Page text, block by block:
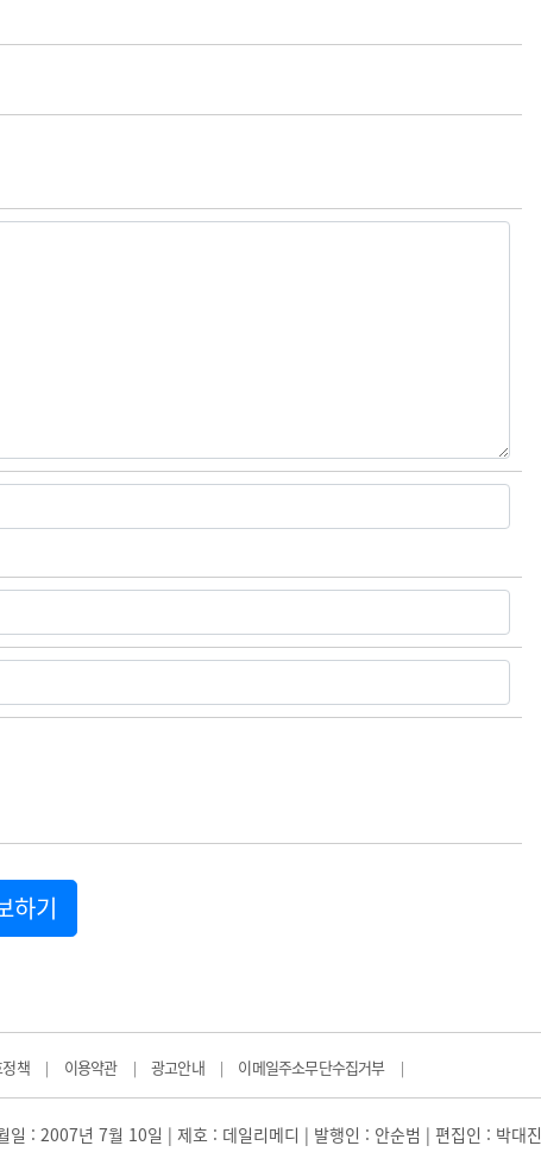
하기
책 | 이용약관 | 광고안내 | 이메일주소무단수집거부 |
: 2007년 7월 10일 | 제호 : 데일리메디 | 발행인 : 안순범 | 편집인 : 박대진